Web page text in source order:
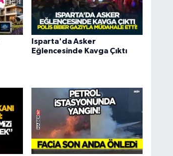
Isparta'da Asker
Eğlencesinde Kavga Çıktı